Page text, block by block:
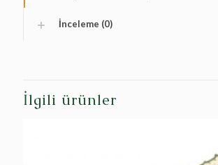
İnceleme (0)
İlgili ürünler